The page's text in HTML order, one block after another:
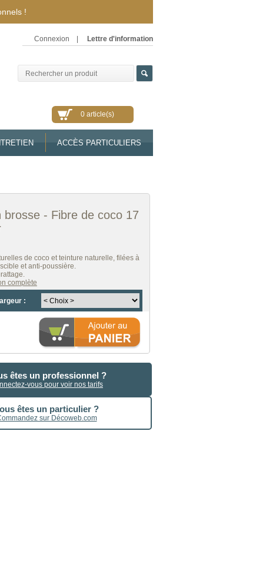
!
Connexion Lettre d'information
0 article(s)
ACCÈS PARTICULIERS
brosse - Fibre de coco 17
de coco et teinture naturelle, filées à
et anti-poussière.
complète
:
êtes un professionnel ?
vous pour voir nos tarifs
êtes un particulier ?
sur Décoweb.com